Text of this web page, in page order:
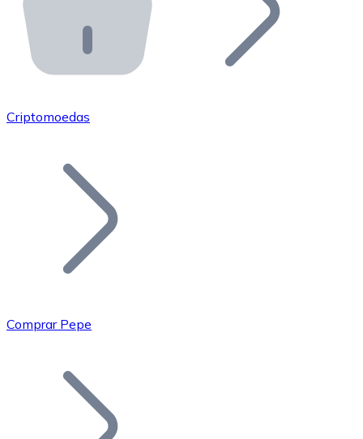
API Bitnovo
Integre nossa API no seu ecossistema.
Junte-se à nossa rede de revendedores e comercialize
Adicione o token do seu projeto ao nosso serviço de
Bitcoin
Criptomoedas
Comprar Pepe